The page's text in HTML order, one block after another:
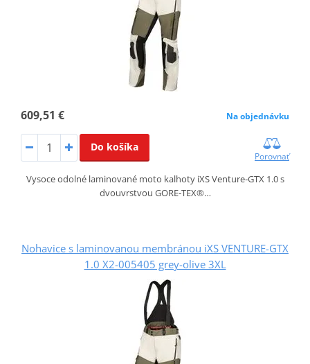
609,51 € Na objednávku
Do košíka
Porovnať
Vysoce odolné laminované moto kalhoty iXS Venture‑GTX 1.0 s
dvouvrstvou GORE‑TEX®…
Nohavice s laminovanou membránou iXS VENTURE-GTX
1.0 X2-005405 grey-olive 3XL